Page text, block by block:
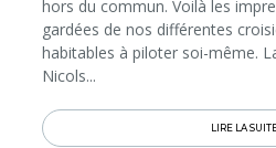
hors du commun. Voilà les
gardées de nos différentes
habitables à piloter soi-même.
Nicols...
LIRE LA